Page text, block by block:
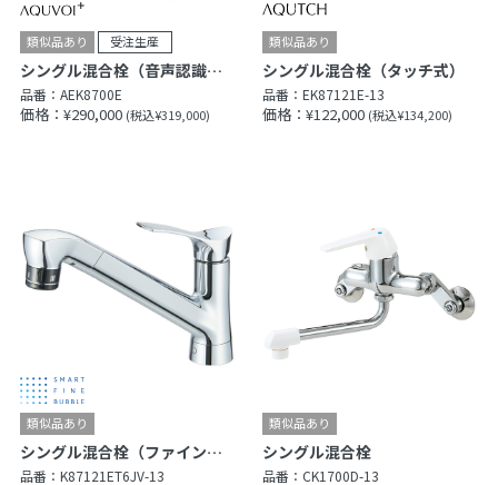
シングル混合栓（音声認識＆センサー式）
品番： AEK8700E
価格：¥290,000 (税込¥319,000)
シングル混合栓（タッチ式）
品番：EK87121E-13
価格：¥122,000 (税込¥134,200)
シングル混合栓（ファインバブル付）
品番： K87121ET6JV-13
シングル混合栓
品番：CK1700D-13